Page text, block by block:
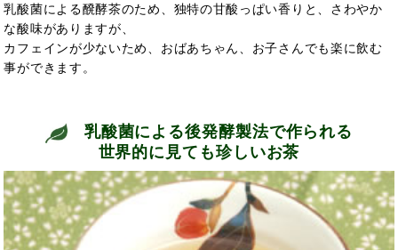
乳酸菌による醗酵茶のため、独特の甘酸っぱい香りと、さわやか
な酸味がありますが、
カフェインが少ないため、おばあちゃん、お子さんでも楽に飲む
事ができます。
乳酸菌による後発酵製法で作られる
世界的に見ても珍しいお茶